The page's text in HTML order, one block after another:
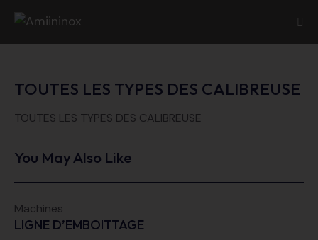
TOUTES LES TYPES DES CALIBREUSE
TOUTES LES TYPES DES CALIBREUSE
You May Also Like
Machines
LIGNE D’EMBOITTAGE